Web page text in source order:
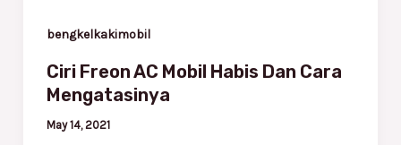
bengkelkakimobil
Ciri Freon AC Mobil Habis Dan Cara
Mengatasinya
May 14, 2021
AC
Habis
Cara